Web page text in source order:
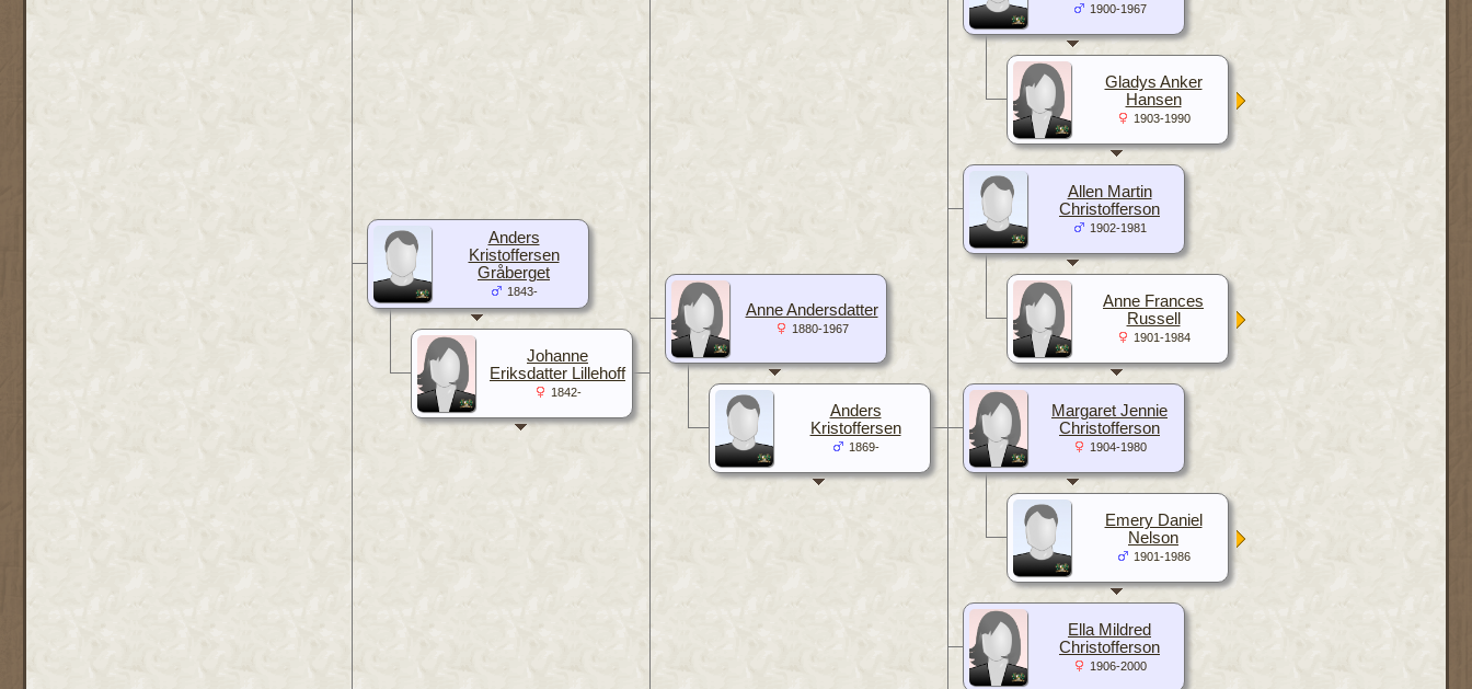
1900-1967
Gladys Anker
Hansen
1903-1990
Allen Martin
Christofferson
1902-1981
Anne Frances
Russell
1901-1984
Margaret Jennie
Christofferson
1904-1980
Emery Daniel
Nelson
1901-1986
Ella Mildred
Christofferson
1906-2000
Anne Andersdatter
1880-1967
Anders
Kristoffersen
1869-
Anders
Kristoffersen
Gråberget
1843-
Johanne
Eriksdatter Lillehoff
1842-